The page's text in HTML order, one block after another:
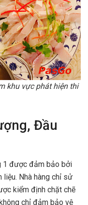
khu vực phát hiện thi
Đầu
1 được đảm bảo bởi
Nhà hàng chỉ sử
kiểm định chặt chẽ
chỉ đảm bảo vệ